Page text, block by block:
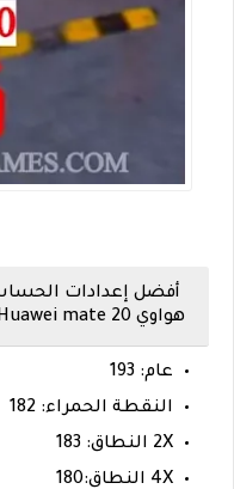
أفضل إعدادات
هواوي Huawei mate 20 :
عام: 193
النقطة الحمراء: 182
2X النطاق: 183
4X النطاق:180